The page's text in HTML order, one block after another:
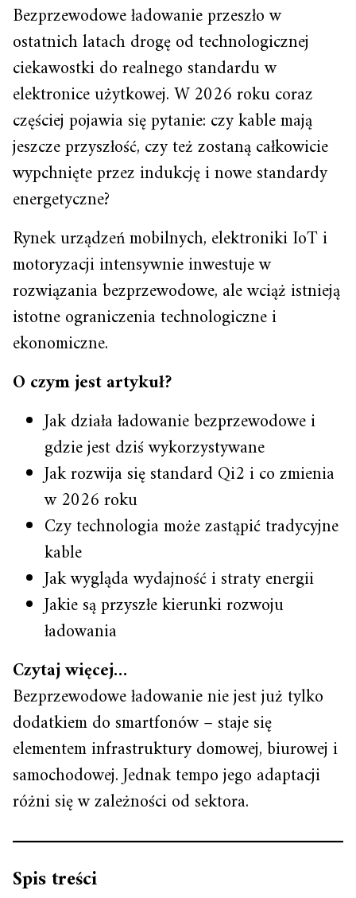
Bezprzewodowe ładowanie przeszło w
ostatnich latach drogę od technologicznej
ciekawostki do realnego standardu w
elektronice użytkowej. W 2026 roku coraz
częściej pojawia się pytanie: czy kable mają
jeszcze przyszłość, czy też zostaną całkowicie
wypchnięte przez indukcję i nowe standardy
energetyczne?
Rynek urządzeń mobilnych, elektroniki IoT i
motoryzacji intensywnie inwestuje w
rozwiązania bezprzewodowe, ale wciąż istnieją
istotne ograniczenia technologiczne i
ekonomiczne.
O czym jest artykuł?
Jak działa ładowanie bezprzewodowe i
gdzie jest dziś wykorzystywane
Jak rozwija się standard Qi2 i co zmienia
w 2026 roku
Czy technologia może zastąpić tradycyjne
kable
Jak wygląda wydajność i straty energii
Jakie są przyszłe kierunki rozwoju
ładowania
Czytaj więcej…
Bezprzewodowe ładowanie nie jest już tylko
dodatkiem do smartfonów – staje się
elementem infrastruktury domowej, biurowej i
samochodowej. Jednak tempo jego adaptacji
różni się w zależności od sektora.
Spis treści